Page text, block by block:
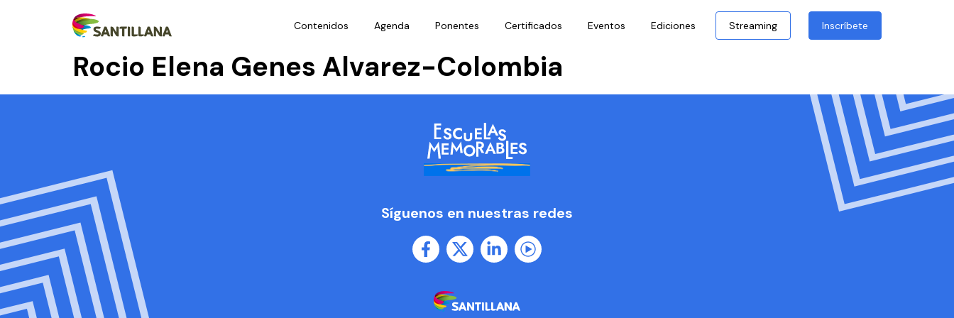
Contenidos Agenda Ponentes Certificados Eventos Ediciones Streaming Inscríbete
Rocio Elena Genes Alvarez-Colombia
Síguenos en nuestras redes